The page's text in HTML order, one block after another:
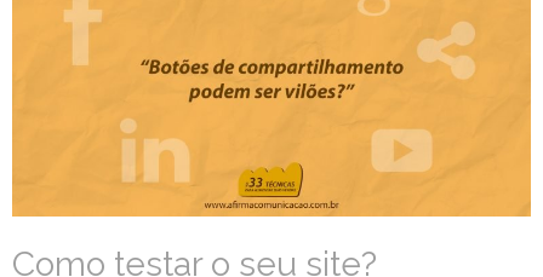
Como testar o seu site?